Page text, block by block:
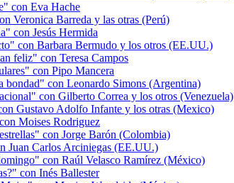
con Eva Hache
Veronica Barreda y las otras (Perú)
con Jesús Hermida
con Barbara Bermudo y los otros (EE.UU.)
feliz" con Teresa Campos
con Pipo Mancera
bondad" con Leonardo Simons (Argentina)
con Gilberto Correa y los otros (Venezuela)
Gustavo Adolfo Infante y los otras (Mexico)
Moises Rodriguez
con Jorge Barón (Colombia)
Juan Carlos Arciniegas (EE.UU.)
con Raúl Velasco Ramírez (México)
con Inés Ballester